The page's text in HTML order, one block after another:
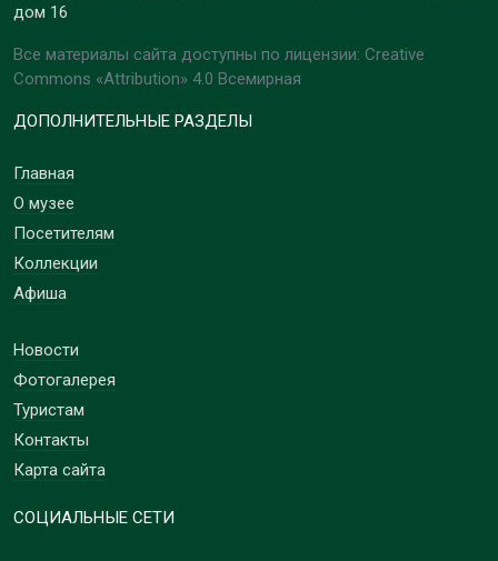
дом 16
Все материалы сайта доступны по лицензии: Creative
Commons «Attribution» 4.0 Всемирная
ДОПОЛНИТЕЛЬНЫЕ РАЗДЕЛЫ
Главная
О музее
Посетителям
Коллекции
Афиша
Новости
Фотогалерея
Туристам
Контакты
Карта сайта
СОЦИАЛЬНЫЕ СЕТИ